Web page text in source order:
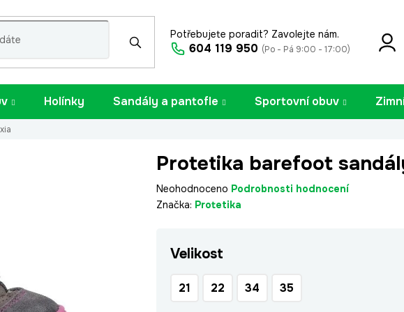
Potřebujete poradit? Zavolejte nám.
604 119 950 (Po - Pá 9:00 - 17:00)
Holínky Sandály a pantofle Sportovní obuv
Protetika barefoot
Průměrné
hodnocení
0,0
Neohodnoceno Podrobnosti hodnocení
Značka: Protetika
Velikost
21 22 34 35